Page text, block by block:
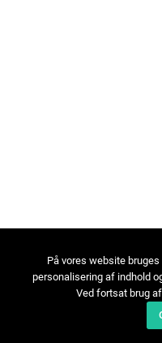
På vores website
personalisering af indhold
Ved fortsat brug